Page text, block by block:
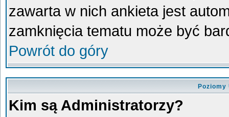
zawarta w nich ankieta jest
zamknięcia tematu może być
Powrót do góry
Kim są Administratorzy?